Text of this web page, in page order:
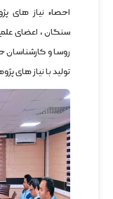
احصاء نیاز های
سنگان ، اعضای
روسا و کارشناسان
تولید با نیاز های